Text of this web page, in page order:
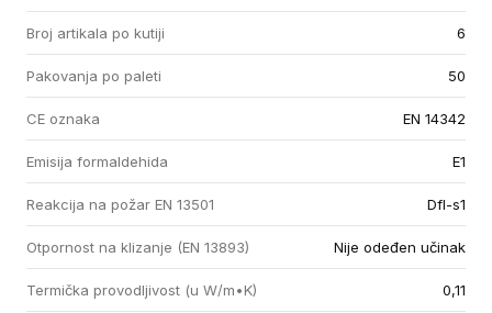
Broj artikala po kutiji 6
Pakovanja po paleti 50
CE oznaka EN 14342
Emisija formaldehida E1
Reakcija na požar EN 13501 Dfl-s1
Otpornost na klizanje (EN 13893) Nije odeđen učinak
Termička provodljivost (u W/m•K) 0,11